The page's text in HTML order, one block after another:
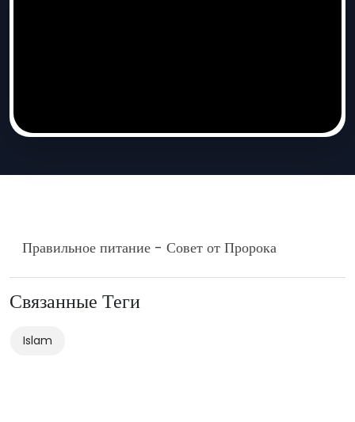
Правильное питание - Совет от Пророка
Связанные Теги
Islam